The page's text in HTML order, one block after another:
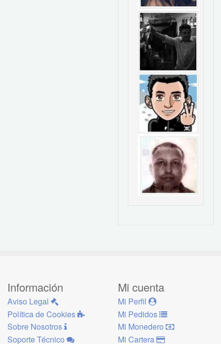
Información
Aviso Legal
Política de Cookies
Sobre Nosotros
Soporte Técnico
Mi cuenta
Mi Perfil
Mi Pedidos
Mi Monedero
Mi Cartera